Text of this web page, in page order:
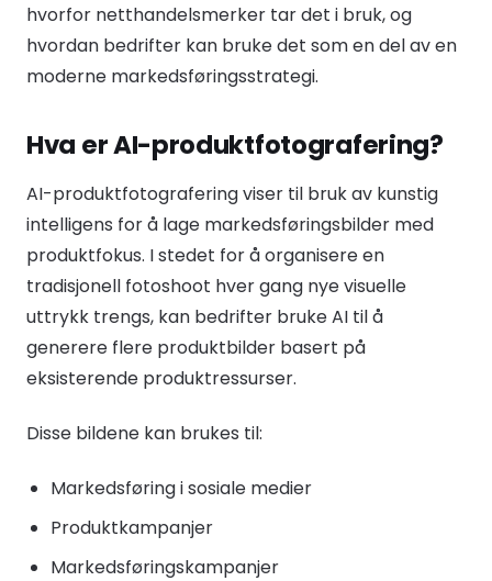
hvorfor netthandelsmerker tar det i bruk, og
hvordan bedrifter kan bruke det som en del av en
moderne markedsføringsstrategi.
Hva er AI-produktfotografering?
AI-produktfotografering viser til bruk av kunstig
intelligens for å lage markedsføringsbilder med
produktfokus. I stedet for å organisere en
tradisjonell fotoshoot hver gang nye visuelle
uttrykk trengs, kan bedrifter bruke AI til å
generere flere produktbilder basert på
eksisterende produktressurser.
Disse bildene kan brukes til:
Markedsføring i sosiale medier
Produktkampanjer
Markedsføringskampanjer